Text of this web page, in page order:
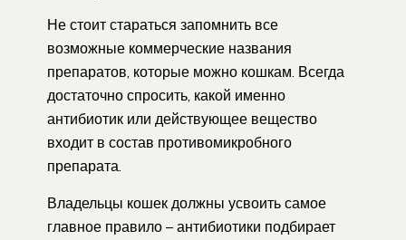
Не стоит стараться запомнить все
возможные коммерческие названия
препаратов, которые можно кошкам. Всегда
достаточно спросить, какой именно
антибиотик или действующее вещество
входит в состав противомикробного
препарата.
Владельцы кошек должны усвоить самое
главное правило – антибиотики подбирает